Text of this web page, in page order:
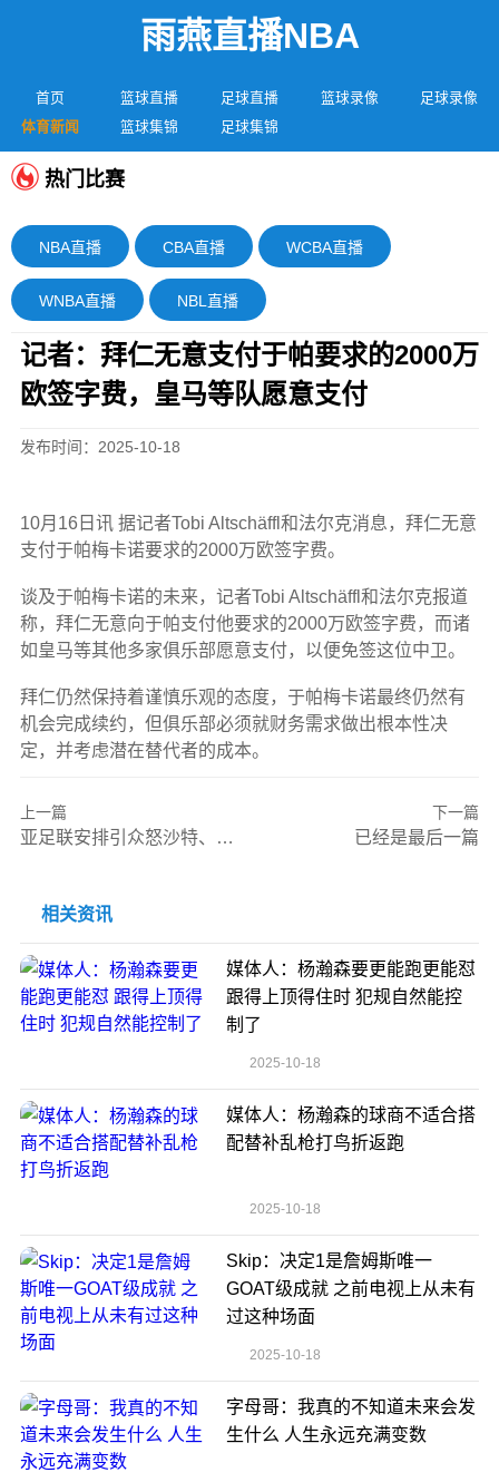
雨燕直播NBA
首页 篮球直播 足球直播 篮球录像
足球录像
体育新闻
篮球集锦 足球集锦
热门比赛
NBA直播 CBA直播 WCBA直播
WNBA直播 NBL直播
记者：拜仁无意支付于帕要求的2000万
欧签字费，皇马等队愿意支付
发布时间：2025-10-18
10月16日讯 据记者Tobi Altschäffl和法尔克消息，拜仁无意
支付于帕梅卡诺要求的2000万欧签字费。
谈及于帕梅卡诺的未来，记者Tobi Altschäffl和法尔克报道
称，拜仁无意向于帕支付他要求的2000万欧签字费，而诸
如皇马等其他多家俱乐部愿意支付，以便免签这位中卫。
拜仁仍然保持着谨慎乐观的态度，于帕梅卡诺最终仍然有
机会完成续约，但俱乐部必须就财务需求做出根本性决
定，并考虑潜在替代者的成本。
上一篇
亚足联安排引众怒沙特、卡塔尔主场作战+多休3天均直通世界杯
下一篇
已经是最后一篇
相关资讯
媒体人：杨瀚森要更能跑更能怼
跟得上顶得住时 犯规自然能控
制了
2025-10-18
媒体人：杨瀚森的球商不适合搭
配替补乱枪打鸟折返跑
2025-10-18
Skip：决定1是詹姆斯唯一
GOAT级成就 之前电视上从未有
过这种场面
2025-10-18
字母哥：我真的不知道未来会发
生什么 人生永远充满变数